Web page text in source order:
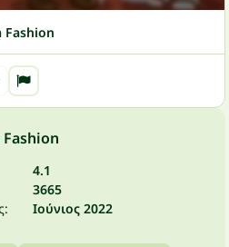
Fashion
4.1
3665
Ιούνιος 2022